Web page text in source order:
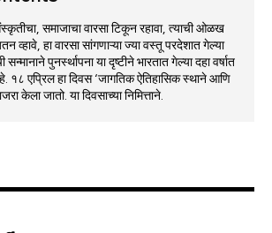
समाजाचा वारसा टिकून रहावा, त्याची ओळख
व्हावे, हा वारसा सांगणाऱ्या ज्या वस्तू परदेशात गेल्या
पुनर्स्थापना या दृष्टीने भारतात गेल्या दहा वर्षात
१८ एप्रिल हा दिवस ‘जागतिक ऐतिहासिक स्थाने आणि
केला जातो. या दिवसाच्या निमित्ताने.